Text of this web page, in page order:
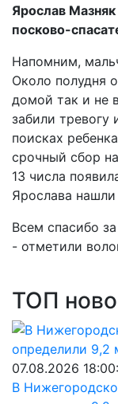
Ярослав
посково-
Напомним,
Около полудня
домой так и не
забили
поисках
срочный сбор
13 числа
Ярослава
Всем спасибо
- отметили
ТОП
07.08.2026
В